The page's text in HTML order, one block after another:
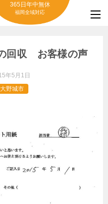
365日年中無休
福岡全域対応
回収 お客様の声
年5月1日
大野城市